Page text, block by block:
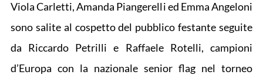
Viola Carletti, Amanda Piangerelli ed Emma Angeloni
sono salite al cospetto del pubblico festante seguite
da Riccardo Petrilli e Raffaele Rotelli, campioni
d’Europa con la nazionale senior flag nel torneo